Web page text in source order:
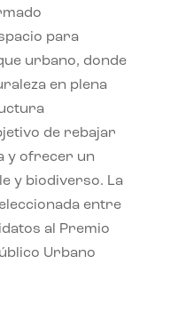
para
urbano, donde
en plena
de rebajar
y ofrecer un
y biodiverso. La
entre
al Premio
Urbano